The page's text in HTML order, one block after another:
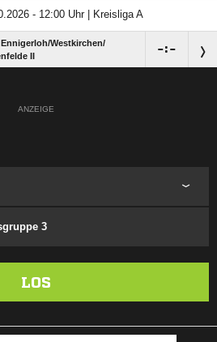
- 12:00 Uhr | Kreisliga A
Ennigerloh/​Westkirchen/​
II
:
ANZEIGE
3
LOS